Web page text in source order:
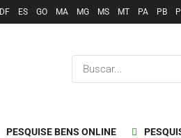
DF ES GO MA MG MS MT PA PB
PESQUISE BENS ONLINE